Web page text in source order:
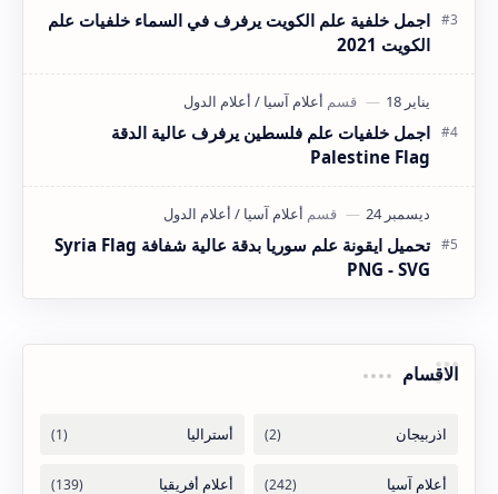
اجمل خلفية علم الكويت يرفرف في السماء خلفيات علم
الكويت 2021
اجمل خلفيات علم فلسطين يرفرف عالية الدقة
Palestine Flag
تحميل ايقونة علم سوريا بدقة عالية شفافة Syria Flag
PNG - SVG
الاقسام